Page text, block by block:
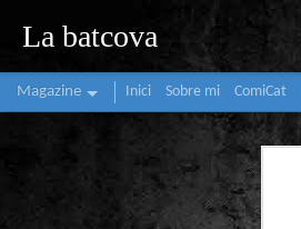
La batcova
Magazine Inici Sobre mi ComiCat